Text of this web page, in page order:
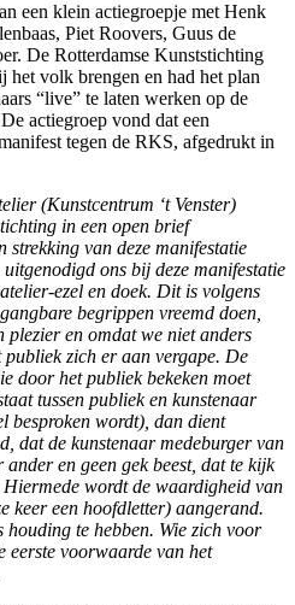
een klein actiegroepje met Henk
Piet Roovers, Guus de
De Rotterdamse Kunststichting
volk brengen en had het plan
“live” te laten werken op de
actiegroep vond dat een
tegen de RKS, afgedrukt in
(Kunstcentrum ‘t Venster)
in een open brief
strekking van deze manifestatie
ons bij deze manifestatie
ezel en doek. Dit is volgens
begrippen vreemd doen,
en omdat we niet anders
zich er aan vergape. De
door het publiek bekeken moet
tussen publiek en kunstenaar
besproken wordt), dan dient
dat de kunstenaar medeburger van
ander en geen gek beest, dat te kijk
wordt de waardigheid van
keer een hoofdletter) aangerand.
te hebben. Wie zich voor
eerste voorwaarde van het